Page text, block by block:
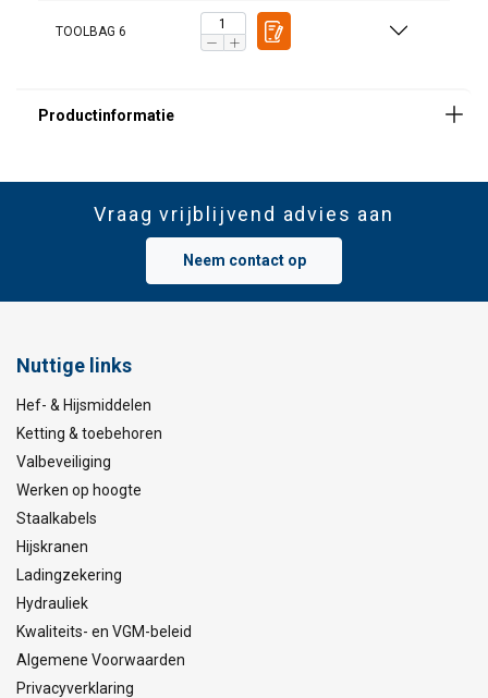
TOOLBAG 6
TOOLBAG 1.5 - volume 1.5 ltr voor kleiner
TOOLBAG 6 - volume 6 ltr voor groter gereedschap
Vraag vrijblijvend advies aan
Neem contact op
Nuttige links
Hef- & Hijsmiddelen
Ketting & toebehoren
Valbeveiliging
Werken op hoogte
Staalkabels
Hijskranen
Ladingzekering
Hydrauliek
Kwaliteits- en VGM-beleid
Algemene Voorwaarden
Privacyverklaring